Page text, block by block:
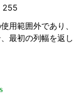
255
用範囲外であり、
最初の列幅を返し